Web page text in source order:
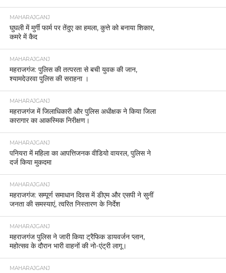
MAHARAJGANJ
घुघली में मुर्गी फार्म पर तेंदुए का हमला, कुत्ते को बनाया शिकार,
कमरे में कैद
MAHARAJGANJ
महराजगंज: पुलिस की तत्परता से बची युवक की जान,
श्यामदेउरवा पुलिस की सराहना ।
MAHARAJGANJ
महराजगंज में जिलाधिकारी और पुलिस अधीक्षक ने किया जिला
कारागार का आकस्मिक निरीक्षण।
MAHARAJGANJ
पनियरा में महिला का आपत्तिजनक वीडियो वायरल, पुलिस ने
दर्ज किया मुकदमा
MAHARAJGANJ
महराजगंज: सम्पूर्ण समाधान दिवस में डीएम और एसपी ने सुनीं
जनता की समस्याएं, त्वरित निस्तारण के निर्देश
MAHARAJGANJ
महराजगंज पुलिस ने जारी किया ट्रैफिक डायवर्जन प्लान,
महोत्सव के दौरान भारी वाहनों की नो-एंट्री लागू।
MAHARAJGANJ